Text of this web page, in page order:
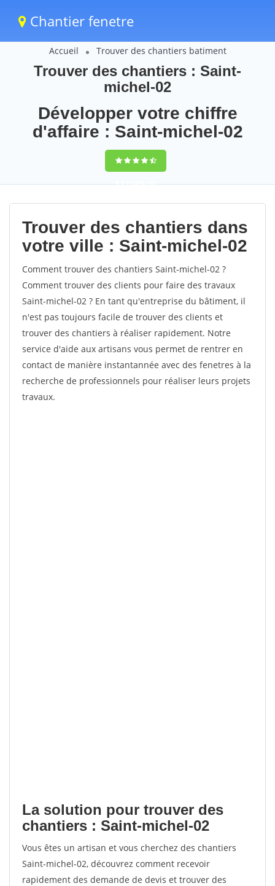
Chantier fenetre
Accueil Trouver des chantiers batiment
Trouver des chantiers : Saint-
michel-02
Développer votre chiffre
d'affaire : Saint-michel-02
9,5(100%)65
votes
Trouver des chantiers dans
votre ville : Saint-michel-02
Comment trouver des chantiers Saint-michel-02 ?
Comment trouver des clients pour faire des travaux
Saint-michel-02 ? En tant qu'entreprise du bâtiment, il
n'est pas toujours facile de trouver des clients et
trouver des chantiers à réaliser rapidement. Notre
service d'aide aux artisans vous permet de rentrer en
contact de manière instantannée avec des fenetres à la
recherche de professionnels pour réaliser leurs projets
travaux.
La solution pour trouver des
chantiers : Saint-michel-02
Vous êtes un artisan et vous cherchez des chantiers
Saint-michel-02, découvrez comment recevoir
rapidement des demande de devis et trouver des